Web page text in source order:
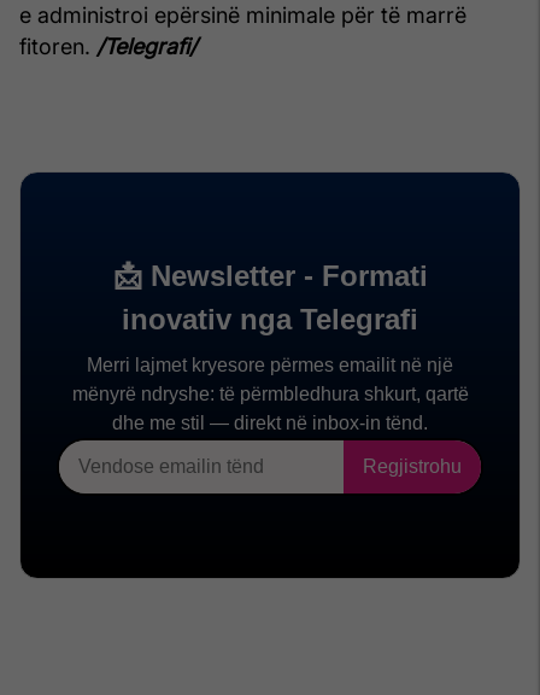
e administroi epërsinë minimale për të marrë
fitoren. /Telegrafi/